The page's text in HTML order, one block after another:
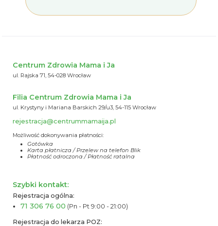
Centrum Zdrowia Mama i Ja
ul. Rajska 71, 54-028 Wrocław
Filia Centrum Zdrowia Mama i Ja
ul. Krystyny i Mariana Barskich 29/u3, 54-115 Wrocław
rejestracja@centrummamaija.pl
Możliwość dokonywania płatności:
Gotówka
Karta płatnicza / Przelew na telefon Blik
Płatność odroczona / Płatność ratalna
Szybki kontakt:
Rejestracja ogólna:
71 306 76 00 (Pn - Pt 9:00 - 21:00)
Rejestracja do lekarza POZ: